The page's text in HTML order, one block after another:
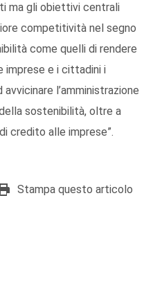
ma gli obiettivi centrali
competitività nel segno
come quelli di rendere
imprese e i cittadini i
l’amministrazione
sostenibilità, oltre a
credito alle imprese”.
Stampa questo articolo